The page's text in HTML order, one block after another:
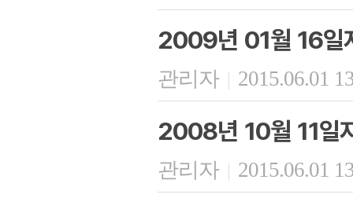
2009년 01월 16일
관리자 | 2015.06.01
2008년 10월 11일
관리자 | 2015.06.01